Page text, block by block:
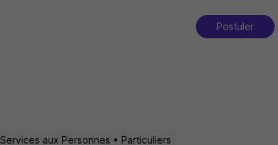
Postuler
Services aux Personnes • Particuliers